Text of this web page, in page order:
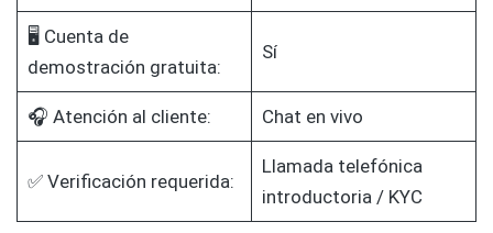
🖥️ Cuenta de
demostración gratuita:
Sí
🎧 Atención al cliente: Chat en vivo
✅ Verificación requerida:
Llamada telefónica
introductoria / KYC